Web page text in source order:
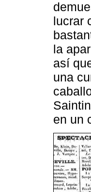
lucrar
la
así
una
en un